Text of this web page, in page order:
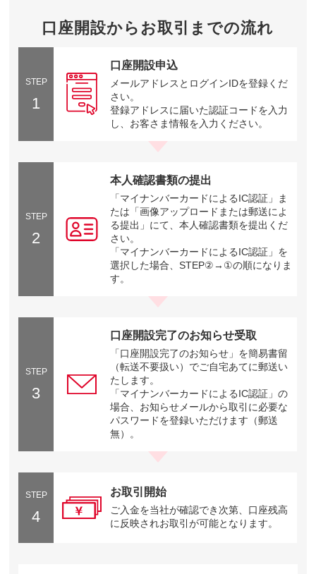
口座開設からお取引までの流れ
STEP
1
口座開設申込
メールアドレスとログインIDを登録くだ
さい。
登録アドレスに届いた認証コードを入力
し、お客さま情報を入力ください。
STEP
2
本人確認書類の提出
「マイナンバーカードによるIC認証」ま
たは「画像アップロードまたは郵送によ
る提出」にて、本人確認書類を提出くだ
さい。
「マイナンバーカードによるIC認証」を
選択した場合、STEP②→①の順になりま
す。
STEP
3
口座開設完了のお知らせ受取
「口座開設完了のお知らせ」を簡易書留
（転送不要扱い）でご自宅あてに郵送い
たします。
「マイナンバーカードによるIC認証」の
場合、お知らせメールから取引に必要な
パスワードを登録いただけます（郵送
無）。
STEP
4
お取引開始
ご入金を当社が確認でき次第、口座残高
に反映されお取引が可能となります。